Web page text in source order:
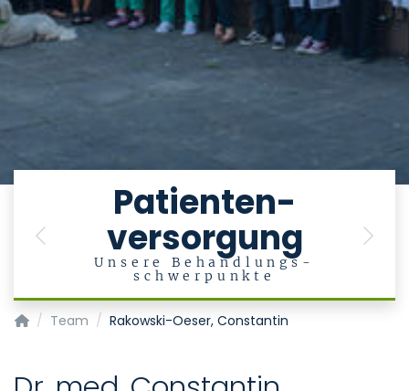
Patienten-
versorgung
Unsere Behandlungs-
schwerpunkte
Previous Next
Klinik für Psychiatrie, Psychotherapie und Psychosomatik
Team Rakowski-Oeser, Constantin